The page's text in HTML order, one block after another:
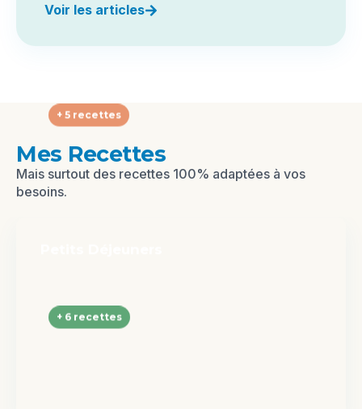
Voir les articles
Mes Recettes
Mais surtout des recettes 100% adaptées à vos
besoins.
+ 5 recettes
+ 6 recettes